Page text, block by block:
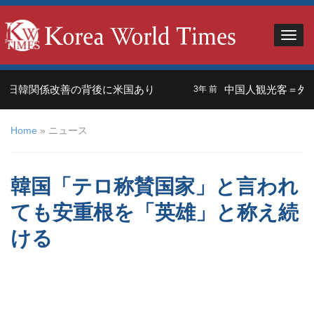
改善の背後に米国あり 中国人観光客＝外交の武
Home » ニュース
韓国「テロ称賛国家」と言われ
ても安重根を「英雄」と称え続
ける